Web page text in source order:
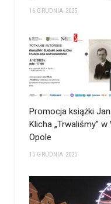
16 GRUDNIA 2025
Promocja książki
Klicha „Trwaliśmy” w
Opole
15 GRUDNIA 2025